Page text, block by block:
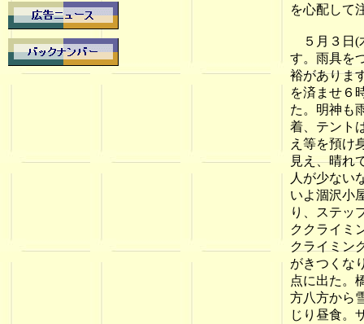
を心配して
５月３日(
す。雨具を
裕がありま
を済ませ６
た。明神も
着、テント
え等を預け
見え、晴れ
人が少ない
いよ涸沢小
り、ステッ
ククライミ
クライミン
がきつくな
点に出た。
方八方から
じり昼食。